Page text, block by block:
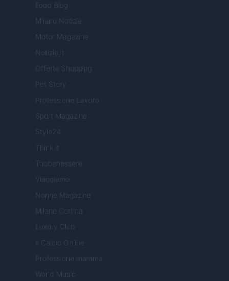
Food Blog
Milano Notizie
Motor Magazine
Notizie.it
Offerte Shopping
Pet Story
Professione Lavoro
Sport Magazine
Style24
Think.it
Tuobenessere
Viaggiamo
Nonne Magazine
Milano Cortina
Luxury Club
Il Calcio Online
Professione mamma
World Music